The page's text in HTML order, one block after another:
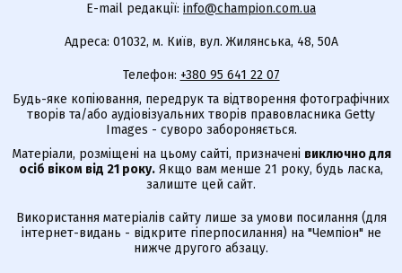
E-mail редакції: info@champion.com.ua
Адреса: 01032, м. Київ, вул. Жилянська, 48, 50А
Телефон: +380 95 641 22 07
Будь-яке копіювання, передрук та відтворення фотографічних
творів та/або аудіовізуальних творів правовласника Getty
Images - суворо забороняється.
Матеріали, розміщені на цьому сайті, призначені виключно для
осіб віком від 21 року. Якщо вам менше 21 року, будь ласка,
залиште цей сайт.
Використання матеріалів сайту лише за умови посилання (для
інтернет-видань - відкрите гіперпосилання) на "Чемпіон" не
нижче другого абзацу.